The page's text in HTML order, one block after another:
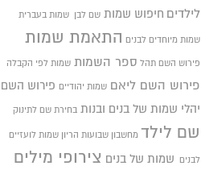
לילדים חיפוש שמות שם לבן שמות בעברית
שמות מיוחדים לבנים התאמת שמות
פירוש השם תהל ספר השמות שמות לפי הקבלה
פירוש השם ליאם שמות יהודיים פירוש השם
יהלי שמות של בנים ובנות בחירת שם לתינוק
שם לילד מחשבון שבועות הריון שמות לועזיים
לבנים שמות של בנים צירופי מילים